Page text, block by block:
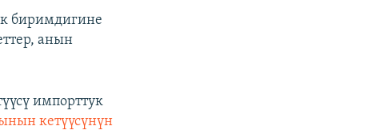
биримдигине
анын
импорттук
кетүүсүнүн